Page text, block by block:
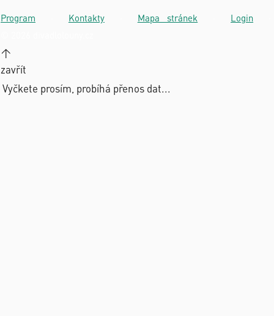
Program Kontakty· Mapa stránek Login
↑
zavřít
Vyčkete prosím, probíhá přenos dat...